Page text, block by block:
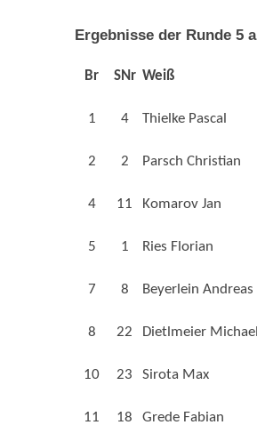
Ergebnisse der Runde 5
Br SNr Weiß
1 4 Thielke Pascal
2 2 Parsch Christian
4 11 Komarov Jan
5 1 Ries Florian
7 8 Beyerlein Andreas
8 22 Dietlmeier Michael
10 23 Sirota Max
11 18 Grede Fabian